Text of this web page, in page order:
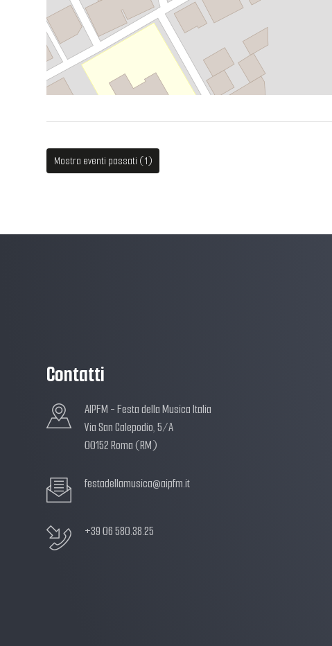
Mostra eventi passati (1)
Contatti
AIPFM - Festa della Musica Italia
Via San Calepodio, 5/A
00152 Roma (RM)
festadellamusica@aipfm.it
+39 06 580.38.25